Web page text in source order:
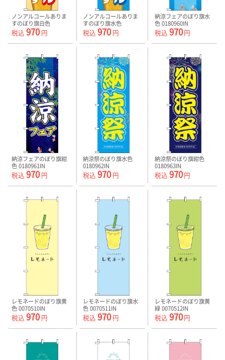
ノンアルコールありま
すのぼり旗白色
0050444IN
税込 970 円
ノンアルコールありま
すのぼり旗水色
0050445IN
税込 970円
納涼フェアのぼり旗水
色 0180960IN
税込 970円
納涼フェアのぼり旗紺
色 0180961IN
税込 970 円
納涼祭のぼり旗水色
0180962IN
税込 970円
納涼祭のぼり旗紺色
0180963IN
税込 970円
レモネードのぼり旗黄
色 0070510IN
税込 970 円
レモネードのぼり旗水
色 0070511IN
税込 970円
レモネードのぼり旗黄
緑 0070512IN
税込 970円